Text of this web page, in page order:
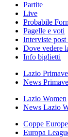
Partite
Live
Probabile
Pagelle e voti
Interviste post
Dove vedere
Info biglietti
Lazio
News
Lazio Women
News Lazio
Coppe
Europa